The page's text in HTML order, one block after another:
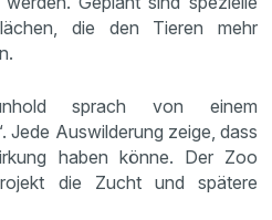
die den Tieren mehr
sprach von einem
Jede Auswilderung zeige, dass
haben könne. Der Zoo
die Zucht und spätere